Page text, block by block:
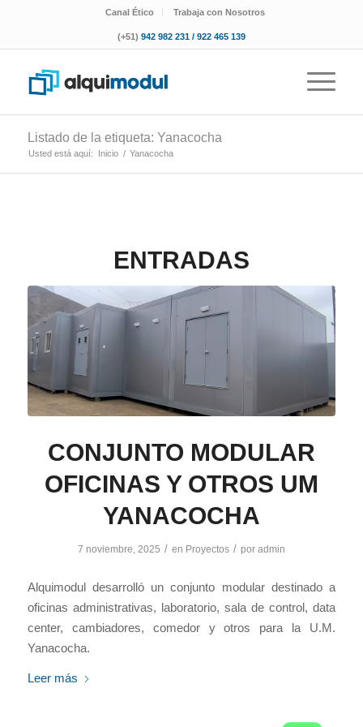
Canal Ético Trabaja con Nosotros
(+51) 942 982 231 / 922 465 139
Listado de la etiqueta: Yanacocha
Usted está aquí: Inicio / Yanacocha
ENTRADAS
CONJUNTO MODULAR
OFICINAS Y OTROS UM
YANACOCHA
7 noviembre, 2025 / en Proyectos / por admin
Alquimodul desarrolló un conjunto modular destinado a
oficinas administrativas, laboratorio, sala de control, data
center, cambiadores, comedor y otros para la U.M.
Yanacocha.
Leer más